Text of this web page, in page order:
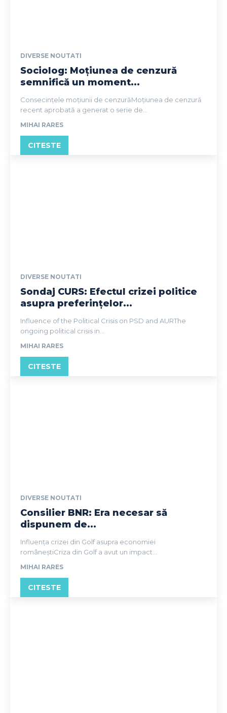
DIVERSE NOUTATI
Sociolog: Moțiunea de cenzură
semnifică un moment...
Consecințele moțiunii de cenzurăMoțiunea de cenzură
recent aprobată a generat o serie de...
MIHAI RARES
CITESTE
DIVERSE NOUTATI
Sondaj CURS: Efectul crizei politice
asupra preferințelor...
Influence of the Political Crisis on PSD and AURThe
ongoing political crisis in...
MIHAI RARES
CITESTE
DIVERSE NOUTATI
Consilier BNR: Era necesar să
dispunem de...
Influența crizei din Golf asupra economiei
româneștiCriza din Golf a avut un impact...
MIHAI RARES
CITESTE